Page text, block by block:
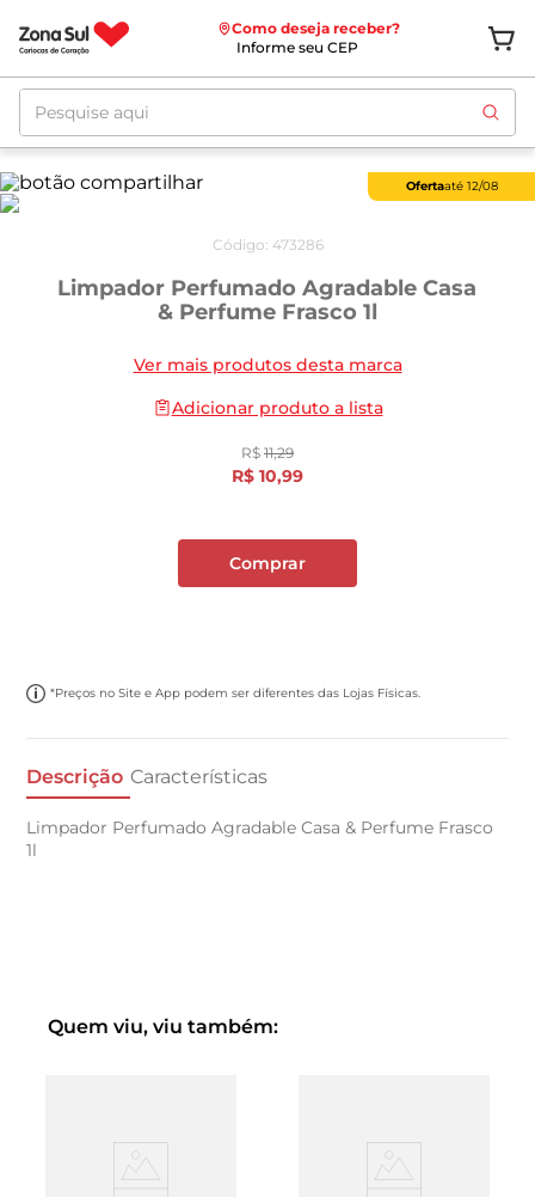
Como deseja receber?
Informe seu CEP
Pesquise aqui
Ofertaaté 12/08
Código: 473286
Limpador Perfumado Agradable Casa
& Perfume Frasco 1l
Ver mais produtos desta marca
Adicionar produto a lista
R$ 11,29
R$ 10,99
Comprar
*Preços no Site e App podem ser diferentes das Lojas Físicas.
Descrição Características
Limpador Perfumado Agradable Casa & Perfume Frasco
1l
Quem viu, viu também: